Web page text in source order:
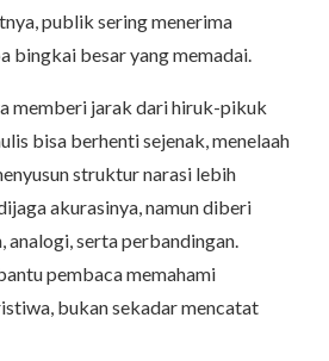
publik sering menerima
bingkai besar yang memadai.
memberi jarak dari hiruk-pikuk
bisa berhenti sejenak, menelaah
struktur narasi lebih
akurasinya, namun diberi
analogi, serta perbandingan.
pembaca memahami
bukan sekadar mencatat